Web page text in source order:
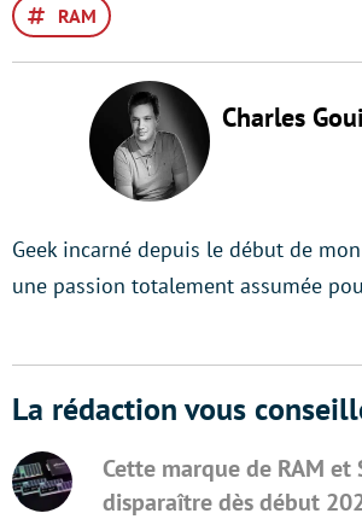
RAM
Charles
Geek incarné depuis le début de
une passion totalement assumée
La rédaction vous
Cette marque de RAM et
disparaître dès début